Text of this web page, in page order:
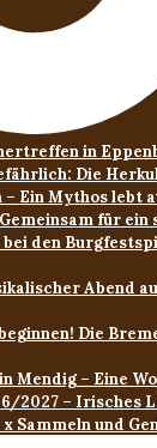
in
Die
Ein Mythos lebt
für ein
den
Abend
Die
Mendig – Eine
2027 – Irisches
Sammeln und